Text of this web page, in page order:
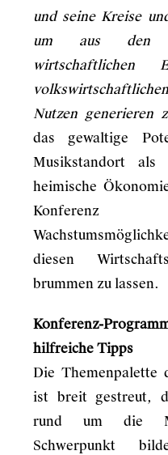
und seine Kreise
um aus den
wirtschaftlichen
Nutzen generieren
das gewaltige
Musikstandort
heimische
diesen
brummen zu lassen.
Konferenz-
hilfreiche Tipps
Die Themenpalette
ist breit gestreut,
rund um die
Schwerpunkt